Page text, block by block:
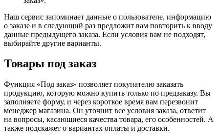
Наш сервис запоминает данные о пользователе, информацию
о заказе и в следующий раз предложит вам повторить к вводу
данные предыдущего заказа. Если условия вам не подходят,
выбирайте другие варианты.
Товары под заказ
Функция «Под заказ» позволяет покупателю заказать
продукцию, которую можно купить только по предзаказу. Вы
заполняете форму, и через короткое время вам перезвонит
менеджер магазина. Он уточнит все условия заказа, ответит
на вопросы, касающиеся качества товара, его особенностей. А
также подскажет о вариантах оплаты и доставки.